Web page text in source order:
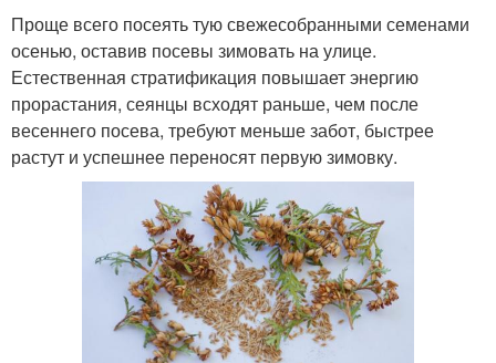
Проще всего посеять тую свежесобранными семенами
осенью, оставив посевы зимовать на улице.
Естественная стратификация повышает энергию
прорастания, сеянцы всходят раньше, чем после
весеннего посева, требуют меньше забот, быстрее
растут и успешнее переносят первую зимовку.